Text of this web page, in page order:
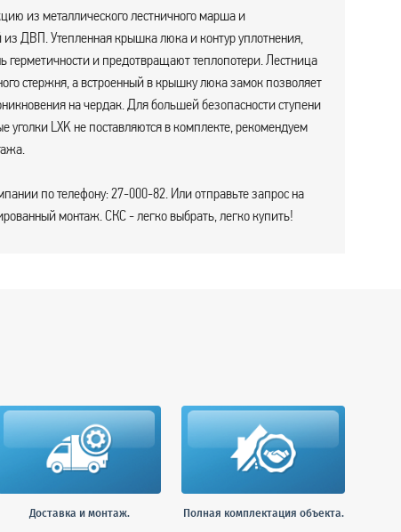
из металлического лестничного марша и
ДВП. Утепленная крышка люка и контур уплотнения,
герметичности и предотвращают теплопотери. Лестница
стержня, а встроенный в крышку люка замок позволяет
на чердак. Для большей безопасности ступени
LXK не поставляются в комплекте, рекомендуем
по телефону: 27-000-82. Или отправьте запрос на
монтаж. СКС - легко выбрать, легко купить!
Доставка и монтаж. Полная комплектация объекта.